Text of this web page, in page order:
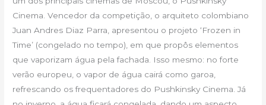
Cinema. Vencedor da competição, o arquiteto colombiano
Juan Andres Diaz Parra, apresentou o projeto ‘Frozen in
Time’ (congelado no tempo), em que propôs elementos
que vaporizam água pela fachada. Isso mesmo: no forte
verão europeu, o vapor de água cairá como garoa,
refrescando os frequentadores do Pushkinsky Cinema. Já